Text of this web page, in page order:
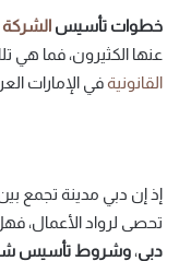
خطوات تأسيس الشركة
عنها الكثيرون، فما هي
القانونيةفي الإمارات
إذ إن دبي مدينة تجمع بين
تحصى لرواد الأعمال،
دبي،وشروط تأسيس